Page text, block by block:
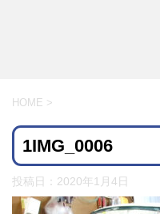
HOME >
1IMG_0006
投稿日： 2020年1月4日